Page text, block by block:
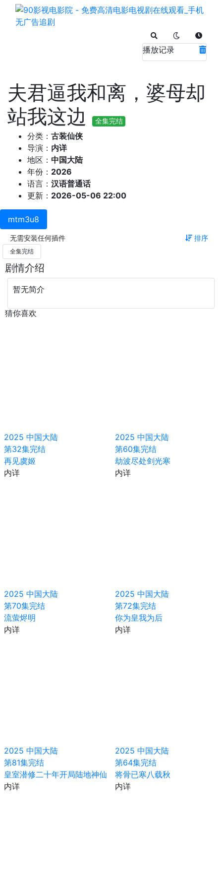
播放记录
夫君逼我和离，婆母却
站我这边
全集完结
分类： 古装仙侠
导演： 内详
地区： 中国大陆
年份： 2026
语言： 汉语普通话
更新： 2026-05-06 22:00
mtm3u8
无需安装任何插件 排序
全集完结
剧情介绍
暂无简介
猜你喜欢
2025 中国大陆
第32集完结
再见虞姬
内详
2025 中国大陆
第60集完结
劫波尽处剑光寒
内详
2025 中国大陆
第70集完结
流萤烬明
内详
2025 中国大陆
第72集完结
你为皇我为后
内详
2025 中国大陆
第81集完结
皇室潜修二十年开局陆地神仙
内详
2025 中国大陆
第64集完结
将骨已寒八载秋
内详